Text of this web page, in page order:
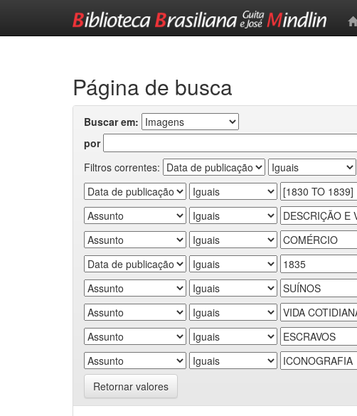
Página de busca
Buscar em:
por
Filtros correntes:
Retornar valores